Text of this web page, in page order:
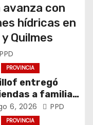
con
hídricas en
Quilmes
PPD
PROVINCIA
entregó
a familias
La
6, 2026 PPD
PROVINCIA